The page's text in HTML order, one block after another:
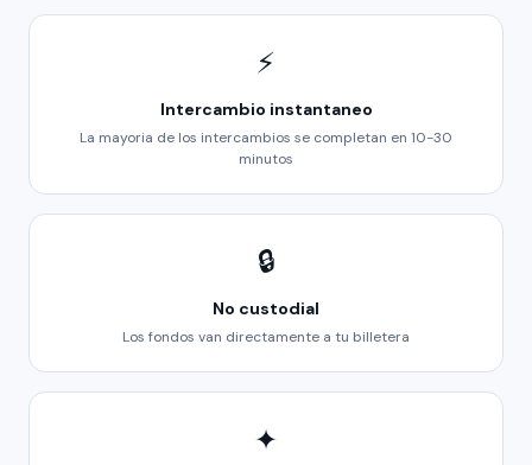
⚡
Intercambio instantaneo
La mayoria de los intercambios se completan en 10-30
minutos
🔒
No custodial
Los fondos van directamente a tu billetera
✦